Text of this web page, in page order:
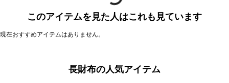
このアイテムを見た人はこれも見ています
現在おすすめアイテムはありません。
長財布の人気アイテム